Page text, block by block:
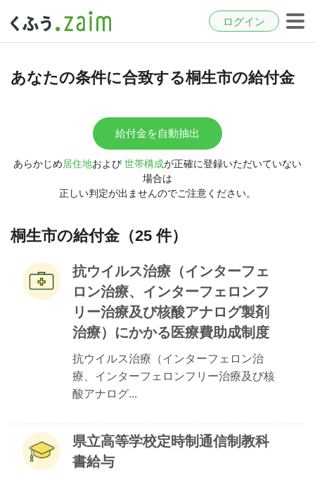
ログイン
あなたの条件に合致する桐生市の給付金
給付金を自動抽出
あらかじめ居住地および 世帯構成が正確に登録いただいていない
場合は
正しい判定が出ませんのでご注意ください。
桐生市の給付金（25 件）
抗ウイルス治療（インターフェ
ロン治療、インターフェロンフ
リー治療及び核酸アナログ製剤
治療）にかかる医療費助成制度
抗ウイルス治療（インターフェロン治
療、インターフェロンフリー治療及び核
酸アナログ...
県立高等学校定時制通信制教科
書給与